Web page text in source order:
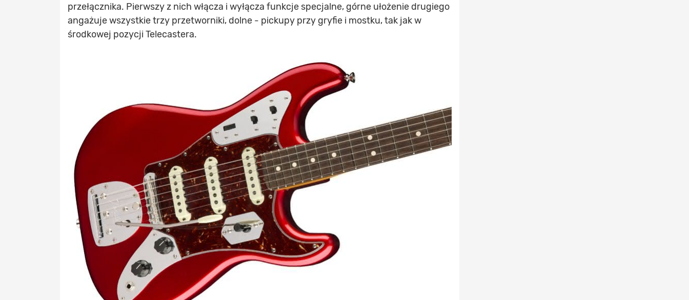
przełącznika. Pierwszy z nich włącza i wyłącza funkcje specjalne, górne ułożenie drugiego
angażuje wszystkie trzy przetworniki, dolne - pickupy przy gryfie i mostku, tak jak w
środkowej pozycji Telecastera.